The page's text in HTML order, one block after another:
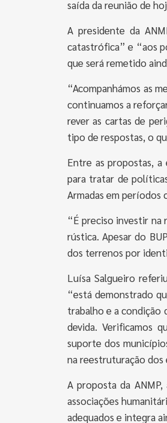
saída da reunião de
A presidente da
catastrófica” e “aos
que será remetido
“Acompanhámos as
continuamos a
rever as cartas de
tipo de respostas, o
Entre as propostas,
para tratar de
Armadas em períodos
“É preciso investir na
rústica. Apesar do
dos terrenos por
Luísa Salgueiro
“está demonstrado
trabalho e a condição
devida. Verificamos
suporte dos
na reestruturação
A proposta da
associações
adequados e integra